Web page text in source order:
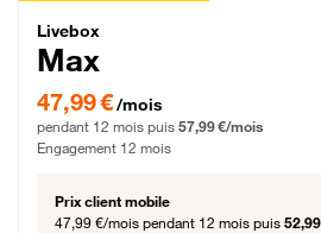
Livebox Max Fibre
Livebox
Max
47,99 € par mois pendant 12 mois puis
47,99 €/mois
pendant 12 mois puis 57,99 €/mois
Engagement 12 mois
Prix client mobile
47,99 €/mois pendant 12 mois puis